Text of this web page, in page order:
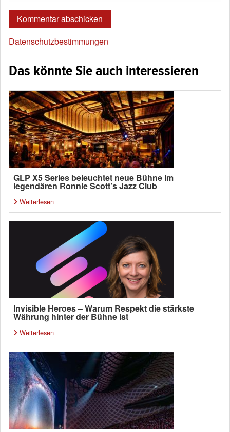
Datenschutzbestimmungen
Das könnte Sie auch interessieren
GLP X5 Series beleuchtet neue Bühne im
legendären Ronnie Scott’s Jazz Club
Weiterlesen
Invisible Heroes – Warum Respekt die stärkste
Währung hinter der Bühne ist
Weiterlesen